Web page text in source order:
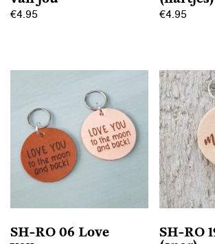
€4.95
variaties.
Deze
optie
kan
gekozen
de
€4.95
heeft
meerdere
variaties.
Deze
optie
kan
gekozen
worden
de
SH-RO 06 Love
SH-RO